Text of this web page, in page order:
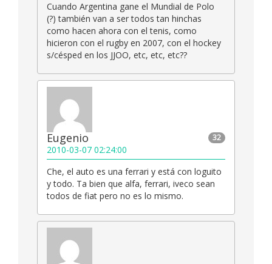
Cuando Argentina gane el Mundial de Polo
(?) también van a ser todos tan hinchas
como hacen ahora con el tenis, como
hicieron con el rugby en 2007, con el hockey
s/césped en los JJOO, etc, etc, etc??
32
Eugenio
2010-03-07 02:24:00
Che, el auto es una ferrari y está con loguito
y todo. Ta bien que alfa, ferrari, iveco sean
todos de fiat pero no es lo mismo.